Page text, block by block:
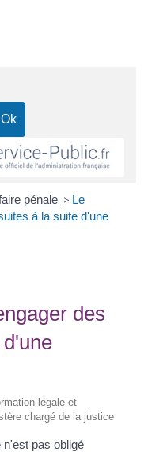
pénale > Le
à la suite d'une
des
légale et
chargé de la justice
n'est pas obligé